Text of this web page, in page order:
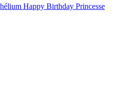
Happy Birthday Princesse